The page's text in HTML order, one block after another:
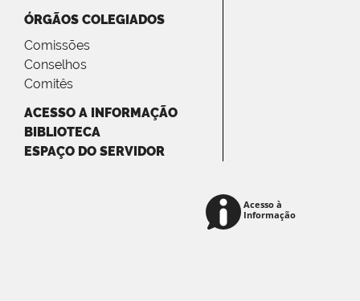
ÓRGÃOS COLEGIADOS
Comissões
Conselhos
Comitês
ACESSO A INFORMAÇÃO
BIBLIOTECA
ESPAÇO DO SERVIDOR